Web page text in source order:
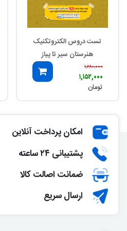
تست دروس الکتروتکنیک
هنرستان سیر تا پیاز
۱,۲۸۰,۰۰۰
۱,۱۵۲,۰۰۰
تومان
امکان پرداخت آنلاین
پشتیبانی ۲۴ ساعته
ضمانت اصالت کالا
ارسال سریع